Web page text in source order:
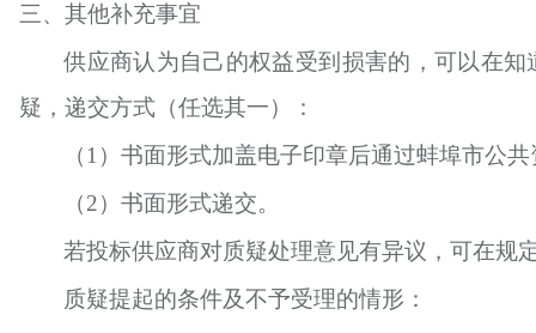
三、其他补充事宜
供应商认为自己的权益受到损害的，可以在
疑，递交方式（任选其一）：
（1）书面形式加盖电子印章后通过蚌埠市公
（2）书面形式递交。
若投标供应商对质疑处理意见有异议，可在规
质疑提起的条件及不予受理的情形：